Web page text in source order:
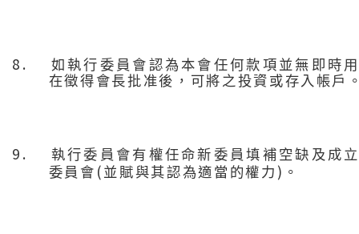
8.
如執行委員會認為本會任何款項並無即時
在徵得會長批准後，可將之投資或存入帳戶
9.
執行委員會有權任命新委員填補空缺及成
委員會 ( 並賦與其認為適當的權力 ) 。